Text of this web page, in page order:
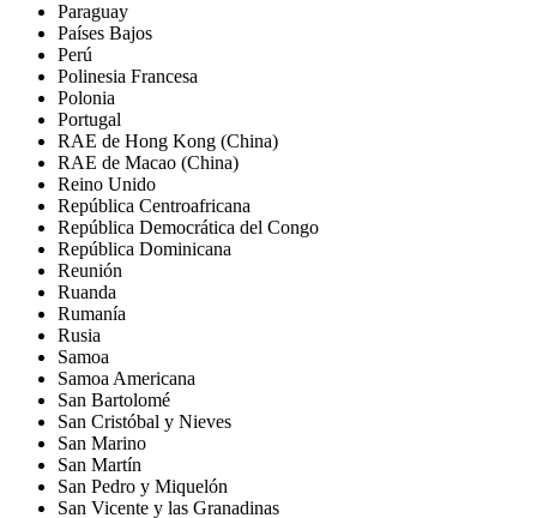
Paraguay
Países Bajos
Perú
Polinesia Francesa
Polonia
Portugal
RAE de Hong Kong (China)
RAE de Macao (China)
Reino Unido
República Centroafricana
República Democrática del Congo
República Dominicana
Reunión
Ruanda
Rumanía
Rusia
Samoa
Samoa Americana
San Bartolomé
San Cristóbal y Nieves
San Marino
San Martín
San Pedro y Miquelón
San Vicente y las Granadinas